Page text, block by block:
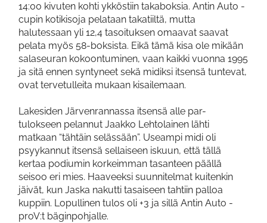
14:00 kivuten kohti ykköstiin takaboksia. Antin Auto -
cupin kotikisoja pelataan takatiiltä, mutta
halutessaan yli 12,4 tasoituksen omaavat saavat
pelata myös 58-boksista. Eikä tämä kisa ole mikään
salaseuran kokoontuminen, vaan kaikki vuonna 1995
ja sitä ennen syntyneet sekä midiksi itsensä tuntevat,
ovat tervetulleita mukaan kisailemaan.
Lakesiden Järvenrannassa itsensä alle par-
tulokseen pelannut Jaakko Lehtolainen lähti
matkaan “tähtäin selässään”. Useampi midi oli
psyykannut itsensä sellaiseen iskuun, että tällä
kertaa podiumin korkeimman tasanteen päällä
seisoo eri mies. Haaveeksi suunnitelmat kuitenkin
jäivät, kun Jaska nakutti tasaiseen tahtiin palloa
kuppiin. Lopullinen tulos oli +3 ja sillä Antin Auto -
proV:t bäginpohjalle.